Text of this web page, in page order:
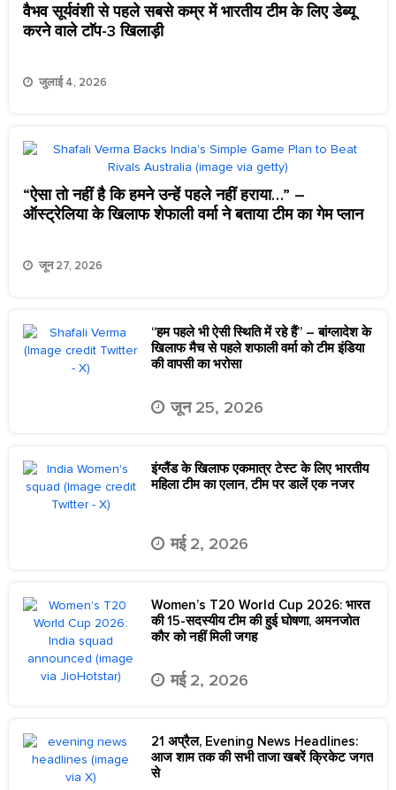
वैभव सूर्यवंशी से पहले सबसे कम्र में भारतीय टीम के लिए डेब्यू
करने वाले टाॅप-3 खिलाड़ी
जुलाई 4, 2026
“ऐसा तो नहीं है कि हमने उन्हें पहले नहीं हराया…” –
ऑस्ट्रेलिया के खिलाफ शेफाली वर्मा ने बताया टीम का गेम प्लान
जून 27, 2026
“हम पहले भी ऐसी स्थिति में रहे हैं” – बांग्लादेश के
खिलाफ मैच से पहले शफाली वर्मा को टीम इंडिया
की वापसी का भरोसा
जून 25, 2026
इंग्लैंड के खिलाफ एकमात्र टेस्ट के लिए भारतीय
महिला टीम का एलान, टीम पर डालें एक नजर
मई 2, 2026
Women’s T20 World Cup 2026: भारत
की 15-सदस्यीय टीम की हुई घोषणा, अमनजोत
कौर को नहीं मिली जगह
मई 2, 2026
21 अप्रैल, Evening News Headlines:
आज शाम तक की सभी ताजा खबरें क्रिकेट जगत
से